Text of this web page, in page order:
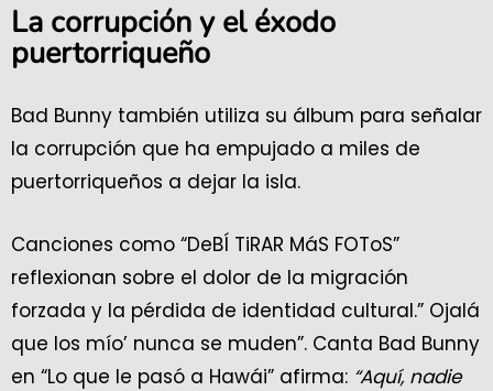
La corrupción y el éxodo
puertorriqueño
Bad Bunny también utiliza su álbum para señalar
la corrupción que ha empujado a miles de
puertorriqueños a dejar la isla.
Canciones como “DeBÍ TiRAR MáS FOToS”
reflexionan sobre el dolor de la migración
forzada y la pérdida de identidad cultural.” Ojalá
que los mío’ nunca se muden”. Canta Bad Bunny
en “Lo que le pasó a Hawái” afirma: “Aquí, nadie